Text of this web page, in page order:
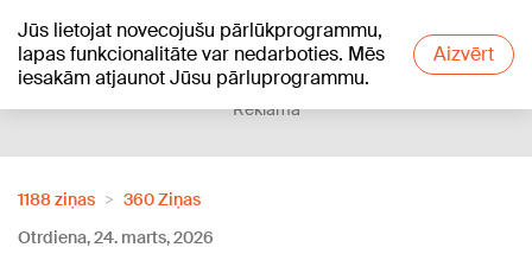
Jūs lietojat novecojušu pārlūkprogrammu,
lapas funkcionalitāte var nedarboties. Mēs
iesakām atjaunot Jūsu pārluprogrammu.
Aizvērt
+16°C
Reklāma
1188 ziņas
360 Ziņas
Otrdiena, 24. marts, 2026